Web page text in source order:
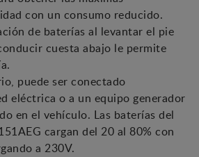
con un consumo reducido.
de baterías al levantar el pie
cuesta abajo le permite
puede ser conectado
eléctrica o a un equipo generador
en el vehículo. Las baterías del
cargan del 20 al 80% con
a 230V.